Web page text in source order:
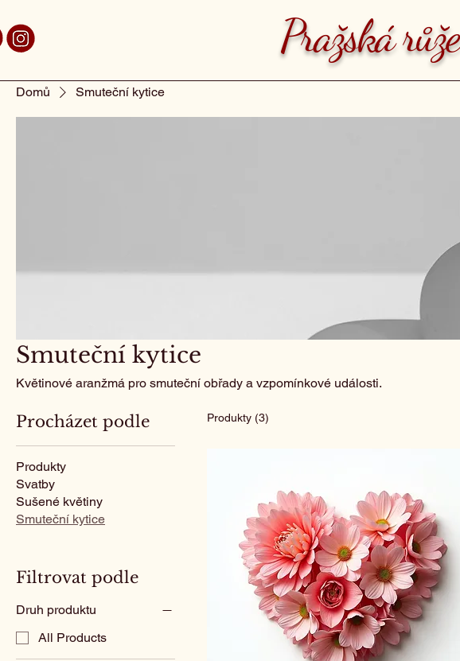
Pražská růže
Domů Smuteční kytice
Smuteční kytice
Květinové aranžmá pro smuteční obřady a vzpomínkové události.
Procházet podle
Produkty
Svatby
Sušené květiny
Smuteční kytice
Filtrovat podle
Druh produktu
All Products
Produkty (3)